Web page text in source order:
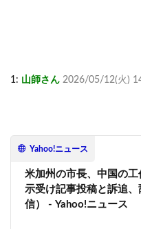
1: 山師さん 2026/05/12(火)
Yahoo!ニュース
米加州の市長、中国の
示受け記事投稿と訴追、
信） - Yahoo!ニュース